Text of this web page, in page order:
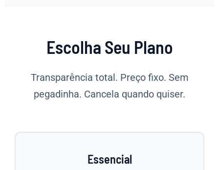
Escolha Seu Plano
Transparência total. Preço fixo. Sem
pegadinha. Cancela quando quiser.
Essencial